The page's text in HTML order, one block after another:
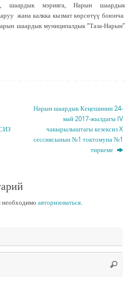
шаардык мэрияга, Нарын шаардык
жана калкка кызмат көрсөтүү боюнча
шаардык муниципалдык “Таза-Нарын”
Нарын шаардык Кеңешинин 24-
май 2017-жылдагы IV
чакырылыштагы кезексиз X
сессиясынын №1 токтомуна №1
тиркеме
необходимо авторизоваться.
Поиск